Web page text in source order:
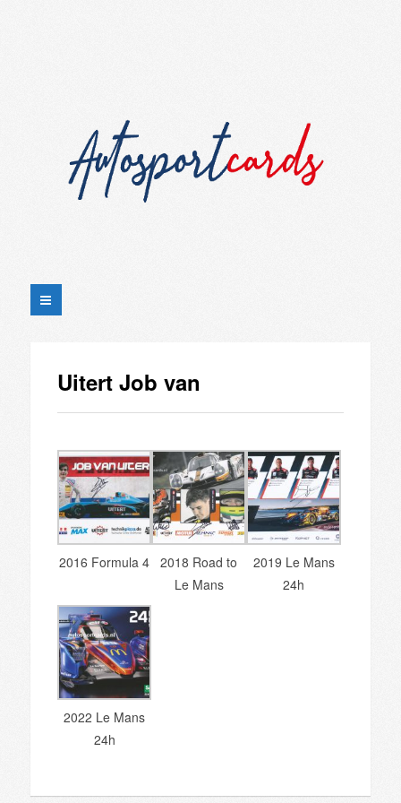
Uitert Job van
2016 Formula 4
2018 Road to
Le Mans
2019 Le Mans
24h
2022 Le Mans
24h